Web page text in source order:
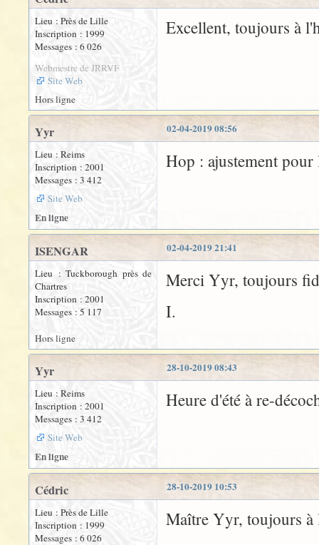
Lieu : Près de Lille
Inscription : 1999
Messages : 6 026
Webmestre de JRRVF
Site Web
Excellent, toujours à
Hors ligne
02-04-2019 08:56
Yyr
Lieu : Reims
Inscription : 2001
Messages : 3 412
Site Web
Hop : ajustement
En ligne
02-04-2019 21:41
ISENGAR
Lieu : Tuckborough près de
Chartres
Inscription : 2001
Messages : 5 117
Merci Yyr, toujours
I.
Hors ligne
28-10-2019 08:43
Yyr
Lieu : Reims
Inscription : 2001
Messages : 3 412
Site Web
Heure d'été à re-
En ligne
28-10-2019 10:53
Cédric
Lieu : Près de Lille
Inscription : 1999
Messages : 6 026
Maître Yyr, toujours